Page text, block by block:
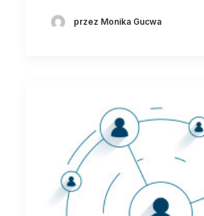
przez Monika Gucwa